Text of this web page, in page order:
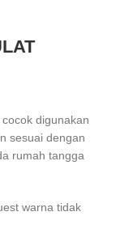
digunakan
sesuai dengan
rumah tangga
warna tidak